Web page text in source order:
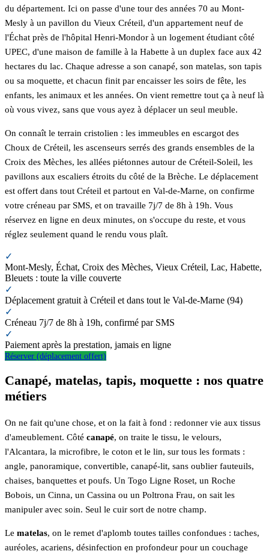
du département. Ici on passe d'une tour des années 70 au Mont-
Mesly à un pavillon du Vieux Créteil, d'un appartement neuf de
l'Échat près de l'hôpital Henri-Mondor à un logement étudiant côté
UPEC, d'une maison de famille à la Habette à un duplex face aux 42
hectares du lac. Chaque adresse a son canapé, son matelas, son tapis
ou sa moquette, et chacun finit par encaisser les soirs de fête, les
enfants, les animaux et les années. On vient remettre tout ça à neuf là
où vous vivez, sans que vous ayez à déplacer un seul meuble.
On connaît le terrain cristolien : les immeubles en escargot des
Choux de Créteil, les ascenseurs serrés des grands ensembles de la
Croix des Mèches, les allées piétonnes autour de Créteil-Soleil, les
pavillons aux escaliers étroits du côté de la Brèche. Le déplacement
est offert dans tout Créteil et partout en Val-de-Marne, on confirme
votre créneau par SMS, et on travaille 7j/7 de 8h à 19h. Vous
réservez en ligne en deux minutes, on s'occupe du reste, et vous
réglez seulement quand le rendu vous plaît.
✓
Mont-Mesly, Échat, Croix des Mèches, Vieux Créteil, Lac, Habette,
Bleuets : toute la ville couverte
✓
Déplacement gratuit à Créteil et dans tout le Val-de-Marne (94)
✓
Créneau 7j/7 de 8h à 19h, confirmé par SMS
✓
Paiement après la prestation, jamais en ligne
Réserver (déplacement offert)
Canapé, matelas, tapis, moquette : nos quatre
métiers
On ne fait qu'une chose, et on la fait à fond : redonner vie aux tissus
d'ameublement. Côté canapé, on traite le tissu, le velours,
l'Alcantara, la microfibre, le coton et le lin, sur tous les formats :
angle, panoramique, convertible, canapé-lit, sans oublier fauteuils,
chaises, banquettes et poufs. Un Togo Ligne Roset, un Roche
Bobois, un Cinna, un Cassina ou un Poltrona Frau, on sait les
manipuler avec soin. Seul le cuir sort de notre champ.
Le matelas, on le remet d'aplomb toutes tailles confondues : taches,
auréoles, acariens, désinfection en profondeur pour un couchage